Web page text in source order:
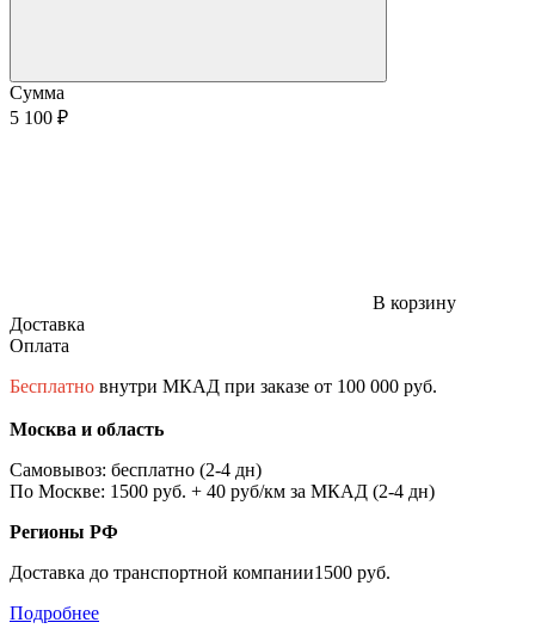
Сумма
5 100 ₽
В корзину
Доставка
Оплата
Бесплатно внутри МКАД при заказе от 100 000 руб.
Москва и область
Самовывоз: бесплатно (2-4 дн)
По Москве: 1500 руб. + 40 руб/км за МКАД (2-4 дн)
Регионы РФ
Доставка до транспортной компании1500 руб.
Подробнее